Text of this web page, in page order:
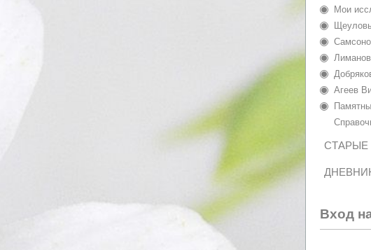
Мои
Агеев
СТАРЫЕ
Вход